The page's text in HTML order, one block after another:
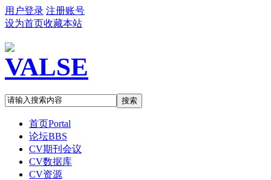
用户登录 注册账号
设为首页收藏本站
搜索
首页Portal
论坛BBS
CV期刊会议
CV数据库
CV资源